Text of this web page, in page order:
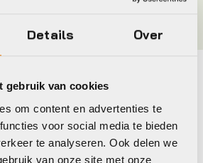
Details Over
gebruik van cookies
om content en advertenties te
voor social media te bieden
te analyseren. Ook delen we
van onze site met onze
compleet